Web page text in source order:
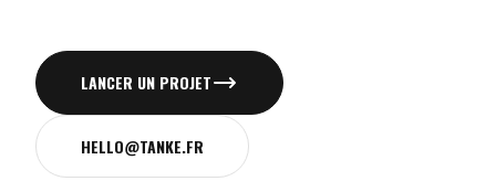
LANCER UN PROJET
HELLO@TANKE.FR